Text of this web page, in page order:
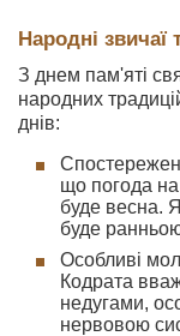
Народні звичаї
З днем пам'яті
народних
днів:
що погода
буде весна.
буде
Особливі
Кодрата
недугами,
нервовою